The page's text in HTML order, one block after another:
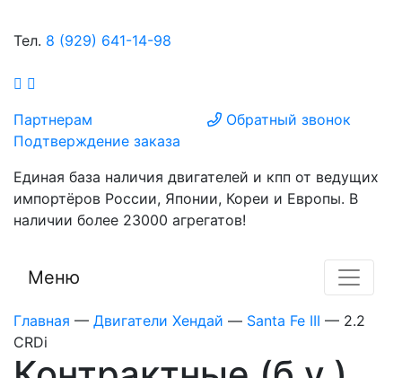
Тел. 8 (929) 641-14-98
Партнерам
Подтверждение заказа
Обратный звонок
Единая база наличия двигателей и кпп от ведущих
импортёров России, Японии, Кореи и Европы. В
наличии более 23000 агрегатов!
Меню
Главная — Двигатели Хендай — Santa Fe III — 2.2
CRDi